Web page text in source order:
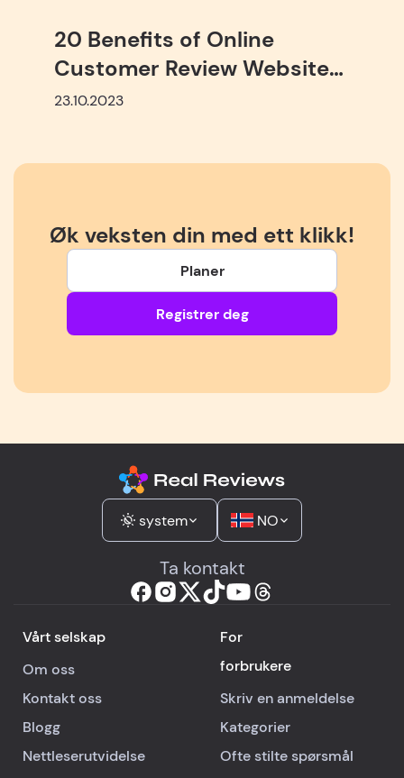
20 Benefits of Online
Customer Review Websites:
B2B and B2C
23.10.2023
Øk veksten din med ett klikk!
Planer
Registrer deg
system NO
Ta kontakt
Vårt selskap
Om oss
Kontakt oss
Blogg
Nettleserutvidelse
For
forbrukere
Skriv en anmeldelse
Kategorier
Ofte stilte spørsmål